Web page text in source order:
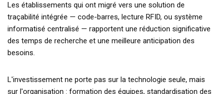
Les établissements qui ont migré vers une solution de
traçabilité intégrée — code-barres, lecture RFID, ou système
informatisé centralisé — rapportent une réduction significative
des temps de recherche et une meilleure anticipation des
besoins.
L'investissement ne porte pas sur la technologie seule, mais
sur l'organisation : formation des équipes, standardisation des